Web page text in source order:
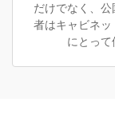
だけでなく、
者はキャビネ
にとって